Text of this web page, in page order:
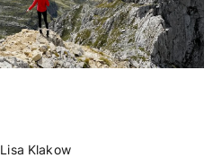
Lisa Klakow